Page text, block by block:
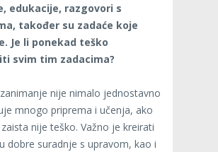
edukacije, razgovori s
također su zadaće koje
Je li ponekad teško
svim tim zadacima?
nije nimalo jednostavno
mnogo priprema i učenja, ako
nije teško. Važno je kreirati
dobre suradnje s upravom, kao i